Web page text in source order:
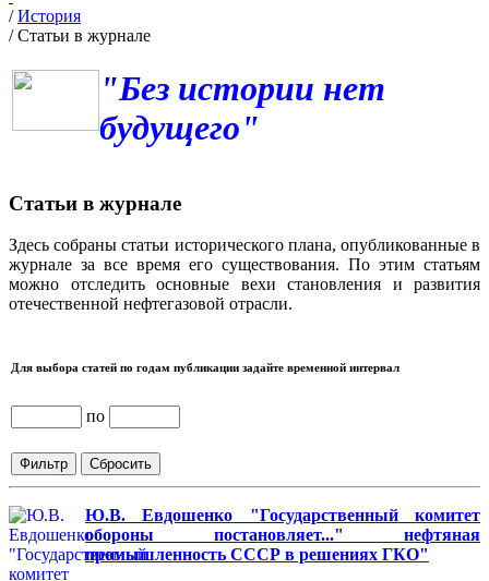
/История
/Статьи в журнале
"Без истории нет
будущего"
Статьи в журнале
Здесь собраны статьи исторического плана, опубликованные в
журнале за все время его существования. По этим статьям
можно отследить основные вехи становления и развития
отечественной нефтегазовой отрасли.
Для выбора статей по годам публикации задайте временной интервал
по
Ю.В. Евдошенко "Государственный комитет
обороны постановляет..." нефтяная
промышленность СССР в решениях ГКО"